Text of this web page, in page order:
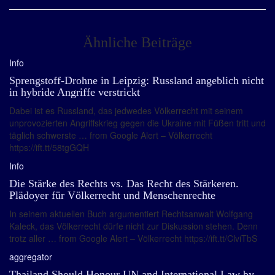
Ähnliche Beiträge
Info
Sprengstoff-Drohne in Leipzig: Russland angeblich nicht
in hybride Angriffe verstrickt
Dabei ist es Russland, das jedwedes Völkerrecht mit seinem
unprovozierten Angriffskrieg gegen die Ukraine mit Füßen tritt und
täglich schwerste … from Google Alert – Völkerrecht
https://ift.tt/58tgGQH
Info
Die Stärke des Rechts vs. Das Recht des Stärkeren.
Plädoyer für Völkerrecht und Menschenrechte
In seinem aktuellen Buch argumentiert Rechtsanwalt Wolfgang
Kaleck, das Völkerrecht dürfe nicht zur Diskussion stehen. Denn
trotz aller … from Google Alert – Völkerrecht https://ift.tt/ClviTbS
aggregator